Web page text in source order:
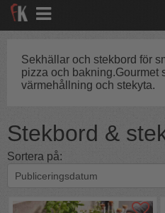
Sekhällar och stekbord för
pizza och bakning.Gourmet
värmehållning och stekyta.
Stekbord &
Sortera på: